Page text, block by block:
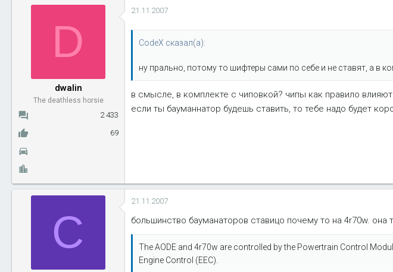
D
dwalin
The deathless horsie
2 433
69
21.11.2007
CodeX сказал(а):
ну прально, потому то шифтеры сами по себе и не ставят, а в
в смысле, в комплекте с чиповкой? чипы как правило
если ты бауманнатор будешь ставить, то тебе надо будет
C
21.11.2007
большинство бауманаторов ставицо почему то на 4r70w.
The AODE and 4r70w are controlled by the Powertrain Control
Engine Control (EEC).